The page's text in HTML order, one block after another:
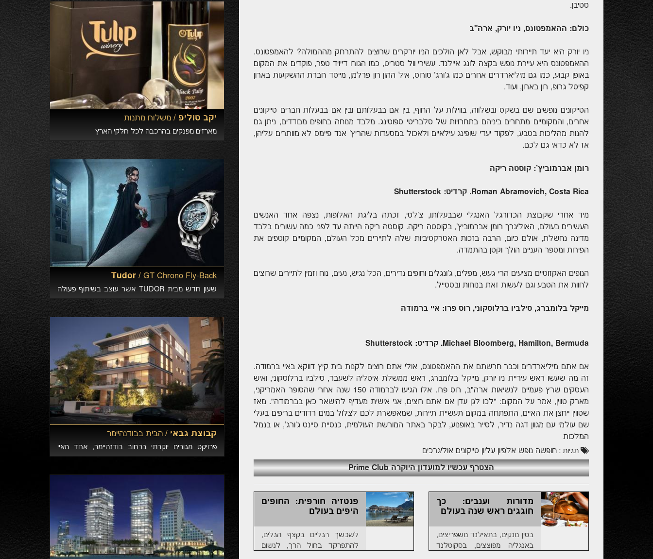
סטיבן.
כולם: ההאמפטונס, ניו יורק, ארה"ב
ניו יורק היא יעד תיירותי מבוקש, אבל לאן הולכים הניו יורקרים שרוצים להתרחק מההמולה? להאמפטונס.
ההאמפטונס היא עיירת נופש בקצה לונג איילנד. עשירי וול סטריט, כמו הגורו דייויד טפר, פוקדים את המקום
באופן קבוע, כמו גם מיליארדרים אחרים כמו ג'ורג' סורוס, איל ההון רון פרלמן, מייסד חברת ההשקעות בארון
קפיטל גרופ, רון בארון, ועוד.
הטייקונים נופשים שם בשקט ובשלווה, בווילות על החוף, בין אם בבעלותם ובין אם בבעלות חברים טייקונים
אחרים, והמקומיים מתחרים ביניהם בתחרויות של סלבריטי ספוטינג. מלבד מנוחה בחופים מבודדים, ניתן גם
להנות מהליכות בטבע, לפקוד יעדי שופינג עילאיים ולאכול במסעדות שהריץ' אנד פיימס לא מוותרים עליהן,
אז לא כדאי גם לכם.
רומן אברמוביץ': קוסטה ריקה
Roman Abramovich, Costa Rica. קרדיט: Shutterstock
מיד אחרי שקבוצת הכדורגל האנגלי שבבעלותו, צ'לסי, זכתה בליגת האלופות, נצפה אחד האנשים
העשירים בעולם, האוליגרך רומן אברמוביץ', בקוסטה ריקה. קוסטה ריקה הייתה עד לפני כמה עשורים בלבד
מדינה נחשלת, אולם כיום, הרבה בזכות האטרקטיביות שלה לתיירים מכל העולם, המקומיים קוטפים את
הפירות ומספר העניים הולך וקטן בהתמדה.
הנופים האקזוטיים מציעים הרי געש, מפלים, ג'ונגלים וחופים נדירים, הכל נגיש, נעים, נוח וזמין לתיירים שרוצים
לחוות את הטבע וגם לעשות זאת בנוחות ובסטייל.
מייקל בלומברג, סילביו ברלוסקוני, רוס פרו: איי ברמודה
Michael Bloomberg, Hamilton, Bermuda. קרדיט: Shutterstock
אם אתם מיליארדרים וכבר חרשתם את ההאמפטונס, אולי אתם רוצים לקנות בית קיץ דווקא באיי ברמודה.
זה מה שעשו ראש עיריית ניו יורק, מייקל בלומברג, ראש ממשלת איטליה לשעבר, סילביו ברלוסקוני, ואיש
העסקים שרץ פעמיים לנשיאות ארה"ב, רוס פרו. אלו הגיעו לברמודה 150 שנה אחרי שהסופר האמריקני,
מארק טווין, אמר על המקום: "לכו לגן עדן אם אתם רוצים, אני אישית מעדיף להישאר כאן בברמודה". מאז
שטווין ייחצן את האיים, התפתחה במקום תעשיית תיירות, שמאפשרת לכם לצלול במים רדודים בריפים בעלי
שם עולמי עם מגוון דגה נדיר, לסייר באופנוע, לבקר באתר המורשת העולמית, כנסיית סיינט ג'ורג', או בנמל
המלכות
תגיות : חופשה נופש אלפיון עליון טייקונים אוליגרכים
הצטרף עכשיו למועדון היוקרה Prime Club
מדורות וענבים: כך
חוגגים ראש שנה בעולם
בסין מנקים, בתאילנד משפריצים,
באנגליה מפוצצים, בסקוטלנד
פנטזיה חורפית: החופים
היפים בעולם
לשכשך רגליים בקצף הגלים,
להתפרקד בחול הרך, לנשום
יקב טוליפ / משלוח מתנות
מארזים מפנקים בהרכבה לכל חלקי הארץ
Tudor / GT Chrono Fly-Back
שעון חדש מבית TUDOR אשר עוצב בשיתוף פעולה
עם DUCATI. הטבה מיוחדת לחברי המועדון בקניה
קבוצת גבאי / הבית בבודנהיימר
פרויקט מגורים יוקרתי ברחוב בודנהיימר, אחד מאיי
השקט היחידים בעיר תל אביב, הכולל 11 דירות יוקרה